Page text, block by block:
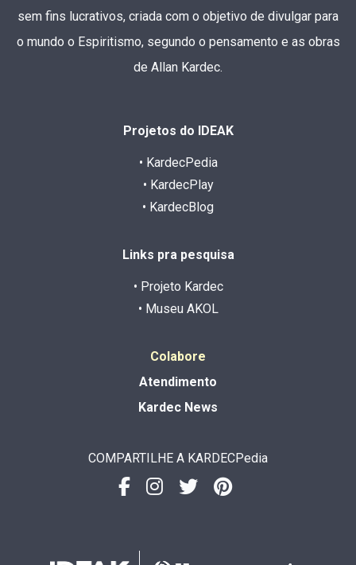
sem fins lucrativos, criada com o objetivo de divulgar para
o mundo o Espiritismo, segundo o pensamento e as obras
de Allan Kardec.
Projetos do IDEAK
• KardecPedia
• KardecPlay
• KardecBlog
Links pra pesquisa
• Projeto Kardec
• Museu AKOL
Colabore
Atendimento
Kardec News
COMPARTILHE A KARDECPedia